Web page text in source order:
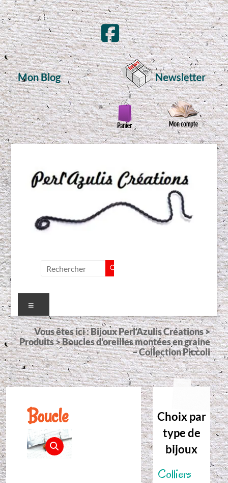
Mon Blog
Vous êtes ici :Bijoux Perl'Azulis Créations>
Produits>Boucles d’oreilles montées en graine
– Collection Piccoli
Boucle
Choix par
type de
bijoux
Colliers